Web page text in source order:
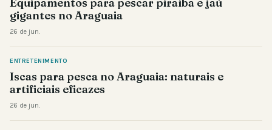
gigantes no Araguaia
26 de jun.
ENTRETENIMENTO
Iscas para pesca no Araguaia: naturais e
artificiais eficazes
26 de jun.